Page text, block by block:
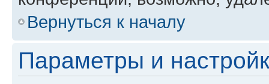
Вернуться к началу
Параметры и